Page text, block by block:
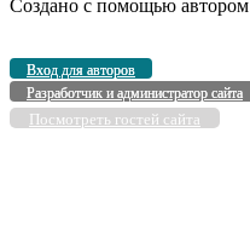
Создано с помощью автором
Вход для авторов
Разработчик и администратор сайта
Посмотреть гостей сайта